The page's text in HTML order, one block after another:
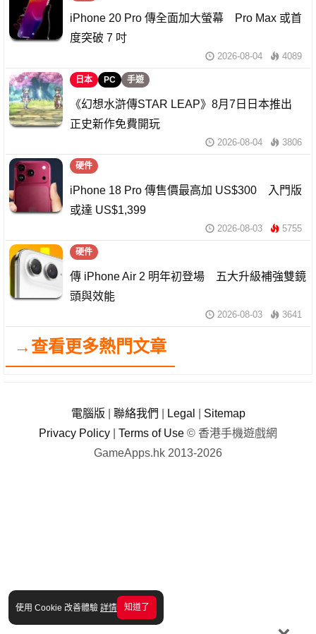
使用 Cookie 改善體驗 詳情 知道了
iPhone 20 Pro 傳全面加大螢幕 Pro Max 或首
度突破 7 吋
2026-08-04 4089
日本 PC 手遊
《幻想水滸傳STAR LEAP》8月7日日本推出
正史新作免費開玩
2026-08-04 3806
硬件
iPhone 18 Pro 傳售價最高加 US$300 入門版
或達 US$1,399
2026-08-03 5755
硬件
傳 iPhone Air 2 明年初登場 五大升級補強雙鏡
頭與效能
2026-08-03 3641
→查看更多熱門文章
電腦版 聯絡我們 Legal
Sitemap
Privacy Policy
Terms of Use © 香港手機遊戲網
GameApps.hk 2013-2026